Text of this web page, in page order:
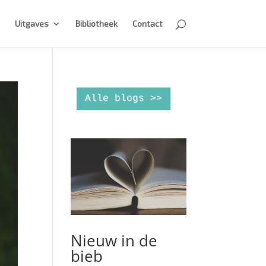
Uitgaves Bibliotheek Contact
Alle blogs >>
Nieuw in de
bieb